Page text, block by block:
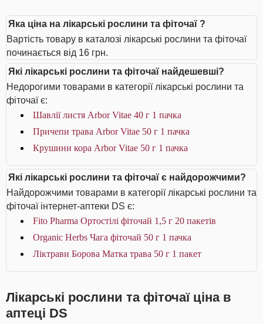
Яка ціна на лікарські рослини та фіточаї ?
Вартість товару в каталозі лікарські рослини та фіточаї
починається від 16 грн.
Які лікарські рослини та фіточаї найдешевші?
Недорогими товарами в категорії лікарські рослини та
фіточаї є:
Шавлії листя Arbor Vitae 40 г 1 пачка
Причепи трава Arbor Vitae 50 г 1 пачка
Крушини кора Arbor Vitae 50 г 1 пачка
Які лікарські рослини та фіточаї є найдорожчими?
Найдорожчими товарами в категорії лікарські рослини та
фіточаї інтернет-аптеки DS є:
Fito Pharma Ортостілі фіточай 1,5 г 20 пакетів
Organic Herbs Чага фіточай 50 г 1 пачка
Ліктрави Борова Матка трава 50 г 1 пакет
Лікарські рослини та фіточаї ціна в
аптеці DS